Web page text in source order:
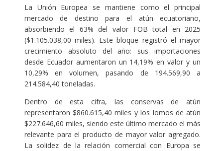
La Unión Europea se mantiene como el principal
mercado de destino para el atún ecuatoriano,
absorbiendo el 63% del valor FOB total en 2025
($1.105.038,00 miles). Este bloque registró el mayor
crecimiento absoluto del año: sus importaciones
desde Ecuador aumentaron un 14,19% en valor y un
10,29% en volumen, pasando de 194.569,90 a
214.584,40 toneladas.
Dentro de esta cifra, las conservas de atún
representaron $860.615,40 miles y los lomos de atún
$227.646,60 miles, siendo este último mercado el más
relevante para el producto de mayor valor agregado.
La solidez de la relación comercial con Europa se